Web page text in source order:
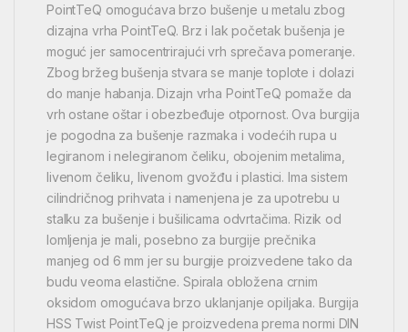
PointTeQ omogućava brzo bušenje u metalu zbog
dizajna vrha PointTeQ. Brz i lak početak bušenja je
moguć jer samocentrirajući vrh sprečava pomeranje.
Zbog bržeg bušenja stvara se manje toplote i dolazi
do manje habanja. Dizajn vrha PointTeQ pomaže da
vrh ostane oštar i obezbeđuje otpornost. Ova burgija
je pogodna za bušenje razmaka i vodećih rupa u
legiranom i nelegiranom čeliku, obojenim metalima,
livenom čeliku, livenom gvožđu i plastici. Ima sistem
cilindričnog prihvata i namenjena je za upotrebu u
stalku za bušenje i bušilicama odvrtačima. Rizik od
lomljenja je mali, posebno za burgije prečnika
manjeg od 6 mm jer su burgije proizvedene tako da
budu veoma elastične. Spirala obložena crnim
oksidom omogućava brzo uklanjanje opiljaka. Burgija
HSS Twist PointTeQ je proizvedena prema normi DIN